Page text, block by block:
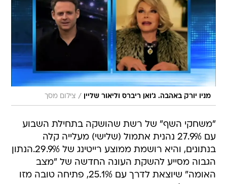
מניו יורק באהבה. ג'ואן ריברס וליאור שליין / צילום מסך
"משחקי השף" של רשת שהושקה בתחילת השבוע
עם 27.9% נהנית אתמול (שלישי) מעלייה קלה
בנתונים, והיא רושמת ממוצע רייטינג של 29.9%.הנתון
הגבוה מסייע להשקת העונה החדשה של "מצב
האומה" שיוצאת לדרך עם 25.1%, פתיחה טובה מזו